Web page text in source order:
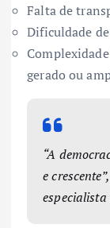
Falta de
Dificuldade
gerado ou
“A
e